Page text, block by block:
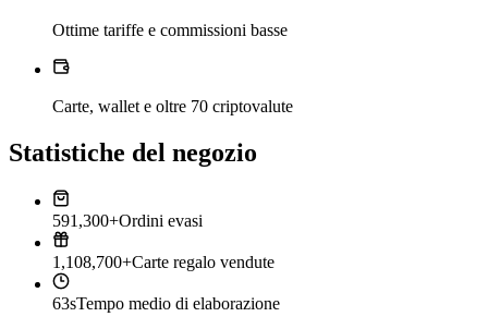
Ottime tariffe e commissioni basse
Carte, wallet e oltre 70 criptovalute
Statistiche del negozio
591,300+Ordini evasi
1,108,700+Carte regalo vendute
63sTempo medio di elaborazione